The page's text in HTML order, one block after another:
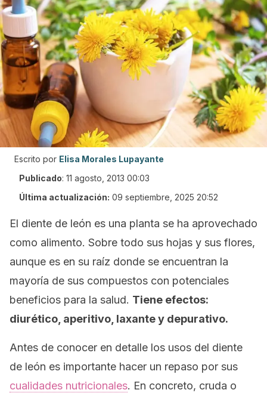
Escrito por Elisa Morales Lupayante
Publicado: 11 agosto, 2013 00:03
Última actualización: 09 septiembre, 2025 20:52
El diente de león es una planta se ha aprovechado
como alimento. Sobre todo sus hojas y sus flores,
aunque es en su raíz donde se encuentran la
mayoría de sus compuestos con potenciales
beneficios para la salud. Tiene efectos:
diurético, aperitivo, laxante y depurativo.
Antes de conocer en detalle los usos del diente
de león es importante hacer un repaso por sus
cualidades nutricionales. En concreto, cruda o